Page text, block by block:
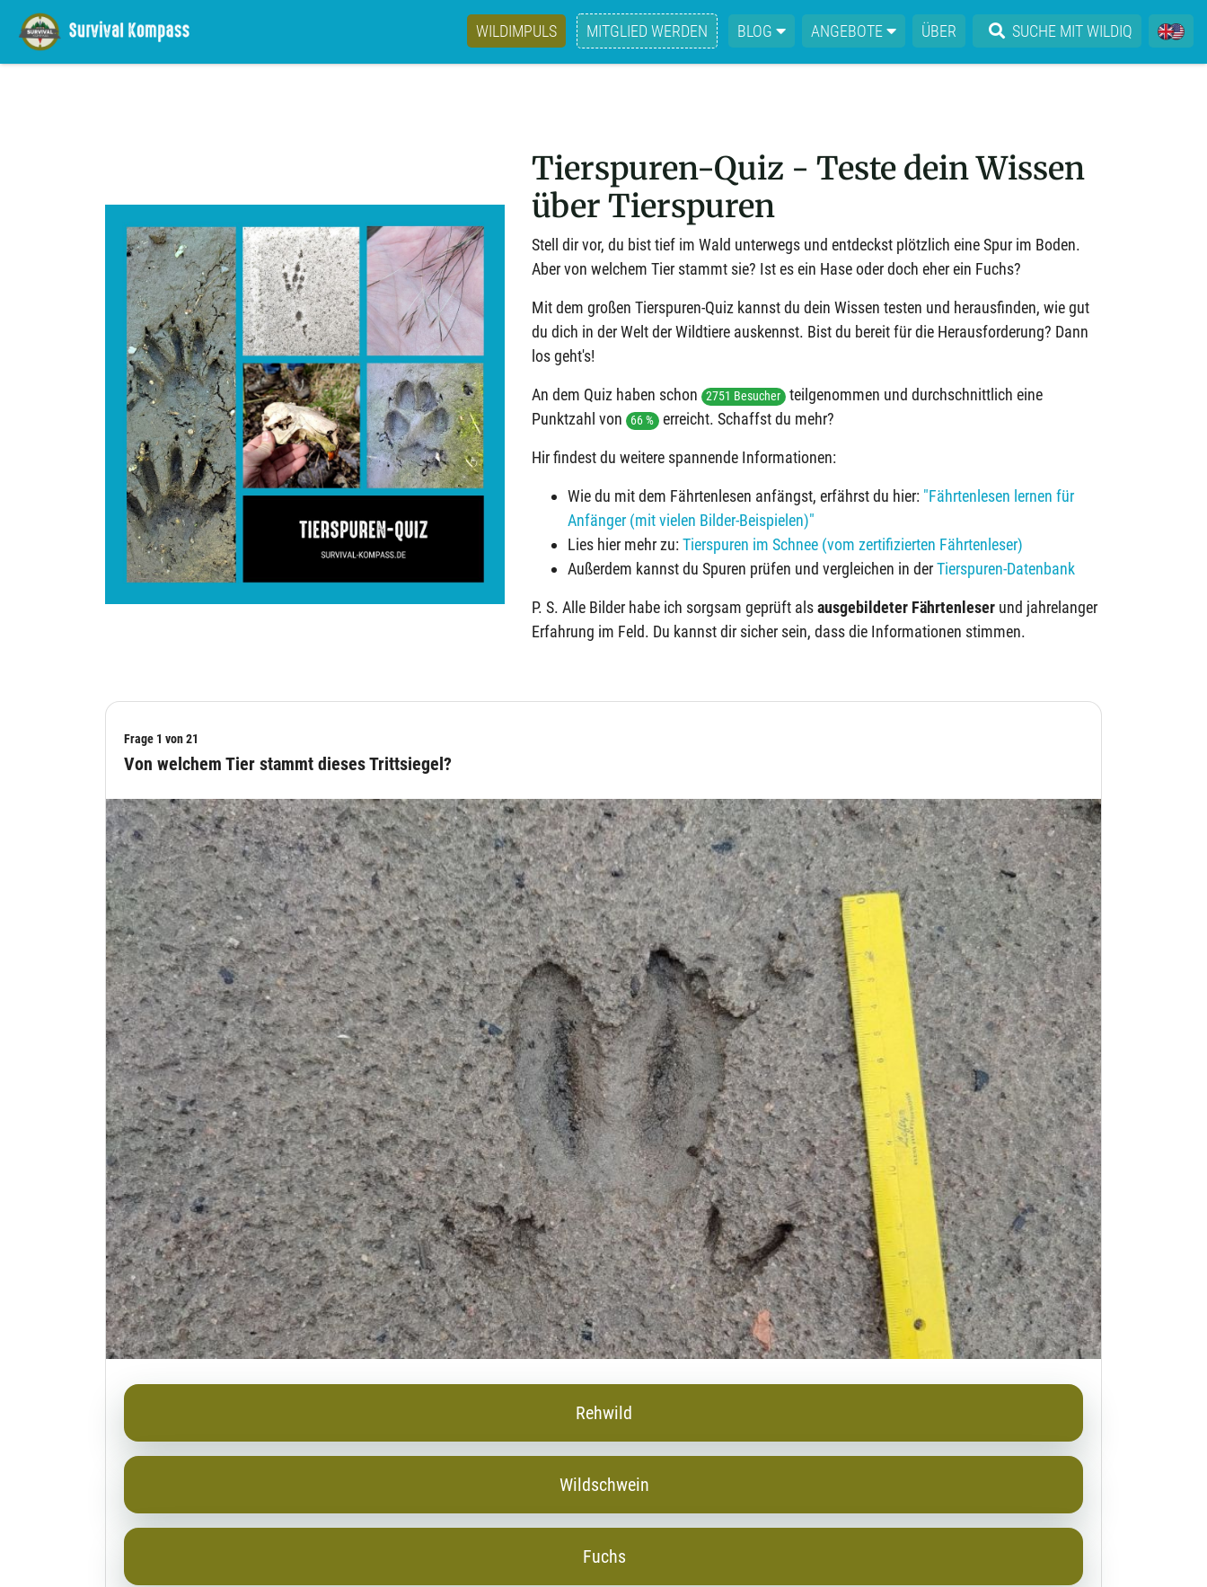
WILDIMPULS MITGLIED WERDEN BLOG ANGEBOTE ÜBER SUCHE MIT WILDIQ
Tierspuren-Quiz - Teste dein Wissen
über Tierspuren
Stell dir vor, du bist tief im Wald unterwegs und entdeckst plötzlich eine Spur im Boden.
Aber von welchem Tier stammt sie? Ist es ein Hase oder doch eher ein Fuchs?
Mit dem großen Tierspuren-Quiz kannst du dein Wissen testen und herausfinden, wie gut
du dich in der Welt der Wildtiere auskennst. Bist du bereit für die Herausforderung? Dann
los geht's!
An dem Quiz haben schon 2751 Besucher teilgenommen und durchschnittlich eine
Punktzahl von
66 % erreicht. Schaffst du mehr?
Hir findest du weitere spannende Informationen:
Wie du mit dem Fährtenlesen anfängst, erfährst du hier: "Fährtenlesen lernen für
Anfänger (mit vielen Bilder-Beispielen)"
Lies hier mehr zu:Tierspuren im Schnee (vom zertifizierten Fährtenleser)
Außerdem kannst du Spuren prüfen und vergleichen in derTierspuren-Datenbank
P. S. Alle Bilder habe ich sorgsam geprüft alsausgebildeter Fährtenleser und jahrelanger
Erfahrung im Feld. Du kannst dir sicher sein, dass die Informationen stimmen.
Frage 1 von 21
Von welchem Tier stammt dieses Trittsiegel?
Rehwild
Wildschwein
Fuchs